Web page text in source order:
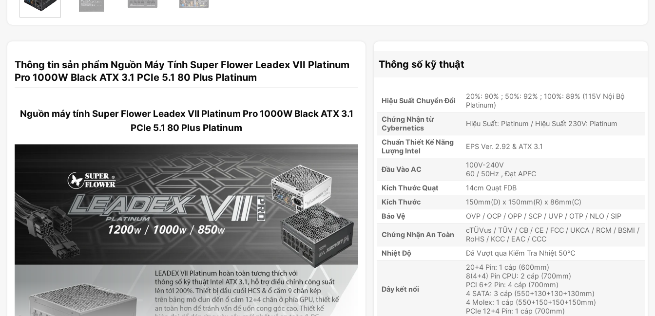
Thông tin sản phẩm Nguồn Máy Tính Super Flower Leadex VII Platinum
Pro 1000W Black ATX 3.1 PCIe 5.1 80 Plus Platinum
Nguồn máy tính Super Flower Leadex VII Platinum Pro 1000W Black ATX 3.1
PCIe 5.1 80 Plus Platinum
Thông số kỹ thuật
Hiệu Suất Chuyển Đổi
20%: 90% ; 50%: 92% ; 100%: 89% (115V Nội Bộ
Platinum)
Chứng Nhận từ
Cybernetics
Hiệu Suất: Platinum / Hiệu Suất 230V: Platinum
Chuẩn Thiết Kế Năng
Lượng Intel
EPS Ver. 2.92 & ATX 3.1
Đầu Vào AC
100V-240V
60 / 50Hz , Đạt APFC
Kích Thước Quạt
14cm Quạt FDB
Kích Thước
150mm(D) x 150mm(R) x 86mm(C)
Bảo Vệ
OVP / OCP / OPP / SCP / UVP / OTP / NLO / SIP
Chứng Nhận An Toàn
cTÜVus / TÜV / CB / CE / FCC / UKCA / RCM / BSMI /
RoHS / KCC / EAC / CCC
Nhiệt Độ
Đã Vượt qua Kiểm Tra Nhiệt 50℃
Dây kết nối
20+4 Pin: 1 cáp (600mm)
8(4+4) Pin CPU: 2 cáp (700mm)
PCI 6+2 Pin: 4 cáp (700mm)
4 SATA: 3 cáp (550+130+130+130mm)
4 Molex: 1 cáp (550+150+150+150mm)
PCIe 12+4 Pin: 1 cáp (700mm)